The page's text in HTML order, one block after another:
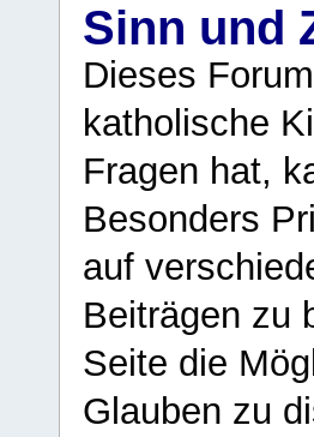
Sinn und
Dieses
katholische
Fragen hat,
Besonders
auf
Beiträgen zu
Seite die
Glauben zu